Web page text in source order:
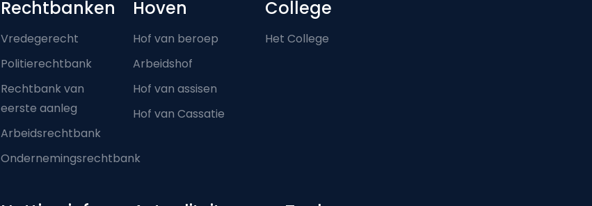
Footer-menu
Rechtbanken
Vredegerecht
Politierechtbank
Rechtbank van
eerste aanleg
Arbeidsrechtbank
Ondernemingsrechtbank
Hoven
Hof van beroep
Arbeidshof
Hof van assisen
Hof van Cassatie
College
Het College